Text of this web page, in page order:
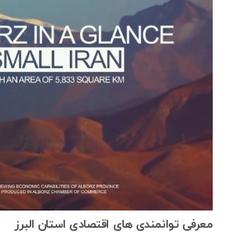
معرفی توانمندی های اقتصادی استان البرز